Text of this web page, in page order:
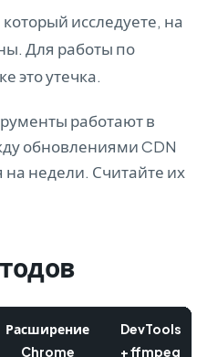
исследуете, на
Для работы по
это утечка.
работают в
обновлениями CDN
недели. Считайте их
Расширение
Chrome
DevTools
+ ffmpeg